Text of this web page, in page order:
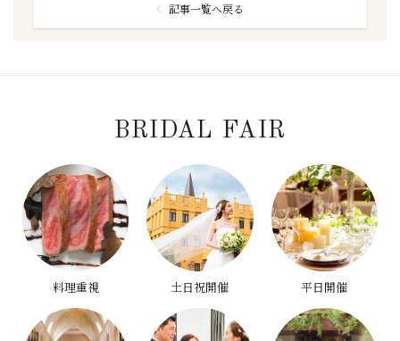
記事一覧へ戻る
BRIDAL FAIR
料理重視 土日祝開催 平日開催